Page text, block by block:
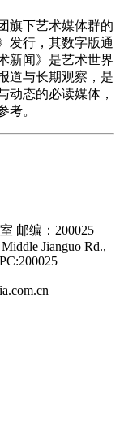
旗下艺术媒体群的
发行，其数字版通
新闻》是艺术世界
道与长期观察，是
动态的必读媒体，
考。
邮编：200025
Jianguo Rd.,